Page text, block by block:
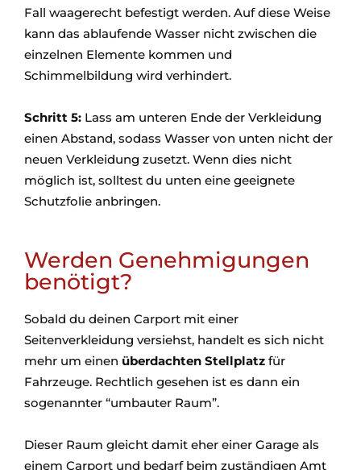
Fall waagerecht befestigt werden. Auf diese Weise
kann das ablaufende Wasser nicht zwischen die
einzelnen Elemente kommen und
Schimmelbildung wird verhindert.
Schritt 5: Lass am unteren Ende der Verkleidung
einen Abstand, sodass Wasser von unten nicht der
neuen Verkleidung zusetzt. Wenn dies nicht
möglich ist, solltest du unten eine geeignete
Schutzfolie anbringen.
Werden Genehmigungen
benötigt?
Sobald du deinen Carport mit einer
Seitenverkleidung versiehst, handelt es sich nicht
mehr um einen überdachten Stellplatz für
Fahrzeuge. Rechtlich gesehen ist es dann ein
sogenannter “umbauter Raum”.
Dieser Raum gleicht damit eher einer Garage als
einem Carport und bedarf beim zuständigen Amt